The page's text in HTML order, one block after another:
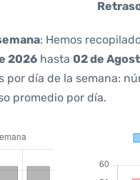
: Hemos
2026 hasta 02 de
día de la semana:
promedio por día.